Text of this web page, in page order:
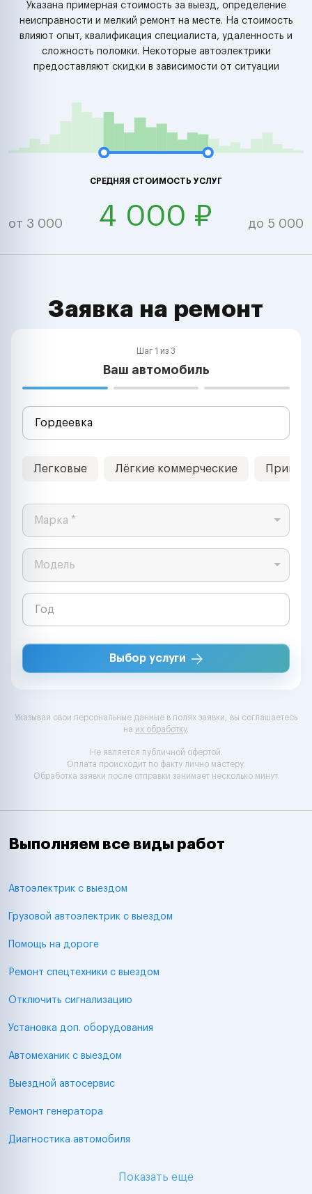
Указана примерная стоимость за выезд, определение
неисправности и мелкий ремонт на месте. На стоимость
влияют опыт, квалификация специалиста, удаленность и
сложность поломки. Некоторые автоэлектрики
предоставляют скидки в зависимости от ситуации
СРЕДНЯЯ СТОИМОСТЬ УСЛУГ
от 3 000 4 000 ₽ до 5 000
Заявка на ремонт
Шаг 1 из 3
Ваш автомобиль
Легковые Лёгкие коммерческие
Марка *
Модель
Выбор услуги
Указывая свои персональные данные в полях заявки, вы соглашаетесь
на их обработку.
Не является публичной офертой.
Оплата происходит по факту лично мастеру.
Обработка заявки после отправки занимает несколько минут.
Выполняем все виды работ
Автоэлектрик с выездом
Грузовой автоэлектрик с выездом
Помощь на дороге
Ремонт спецтехники с выездом
Отключить сигнализацию
Установка доп. оборудования
Автомеханик с выездом
Выездной автосервис
Ремонт генератора
Диагностика автомобиля
Показать еще